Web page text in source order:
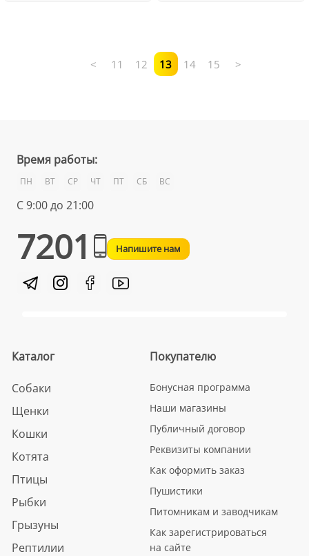
< 11 12 13 14 15 >
Время работы:
ПН ВТ СР ЧТ ПТ СБ ВС
С 9:00 до 21:00
7201 Напишите нам
Каталог
Собаки
Щенки
Кошки
Котята
Птицы
Рыбки
Грызуны
Рептилии
Покупателю
Бонусная программа
Наши магазины
Публичный договор
Реквизиты компании
Как оформить заказ
Пушистики
Питомникам и заводчикам
Как зарегистрироваться
на сайте